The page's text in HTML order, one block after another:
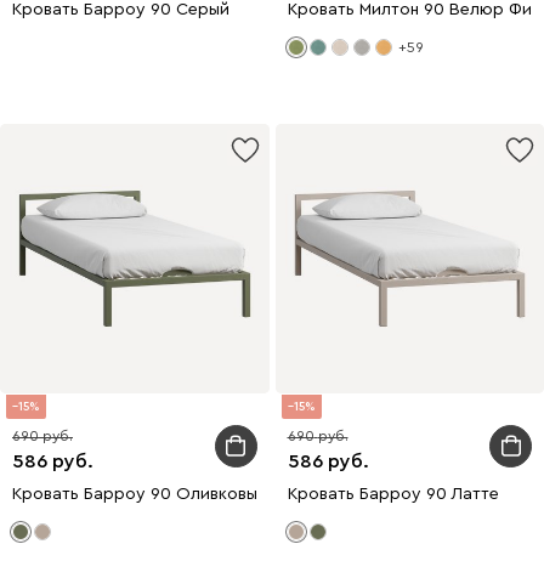
Кровать Барроу 90 Серый Кровать Милтон 90 Велюр
+59
15
586
690
Кровать Барроу 90 Оливковый
15
586
690
Кровать Барроу 90 Латте